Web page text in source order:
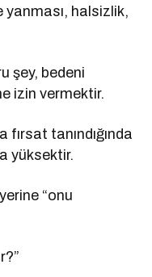
yanması, halsizlik,
şey, bedeni
izin vermektir.
fırsat tanındığında
yüksektir.
“onu